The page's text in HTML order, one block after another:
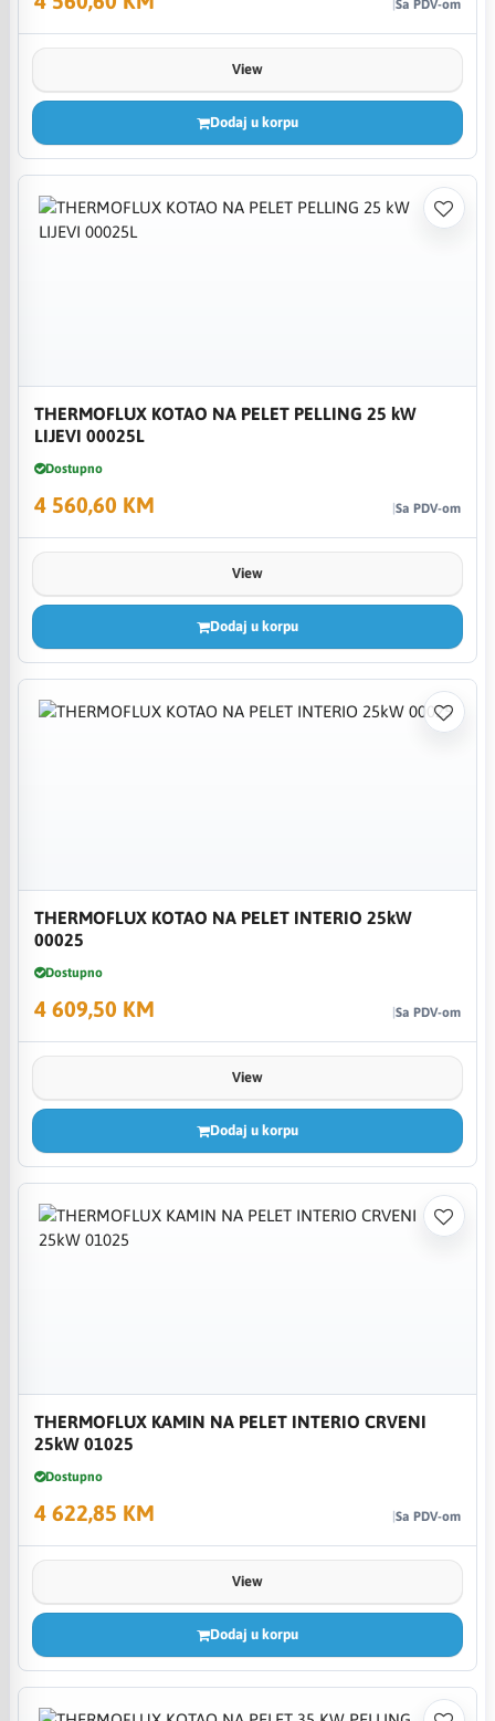
Sa PDV-om
View
Dodaj u korpu
THERMOFLUX KOTAO NA PELET PELLING 25 kW
LIJEVI 00025L
Dostupno
4 560,60 KM Sa PDV-om
View
Dodaj u korpu
THERMOFLUX KOTAO NA PELET INTERIO 25kW
00025
Dostupno
4 609,50 KM Sa PDV-om
View
Dodaj u korpu
THERMOFLUX KAMIN NA PELET INTERIO CRVENI
25kW 01025
Dostupno
4 622,85 KM Sa PDV-om
View
Dodaj u korpu